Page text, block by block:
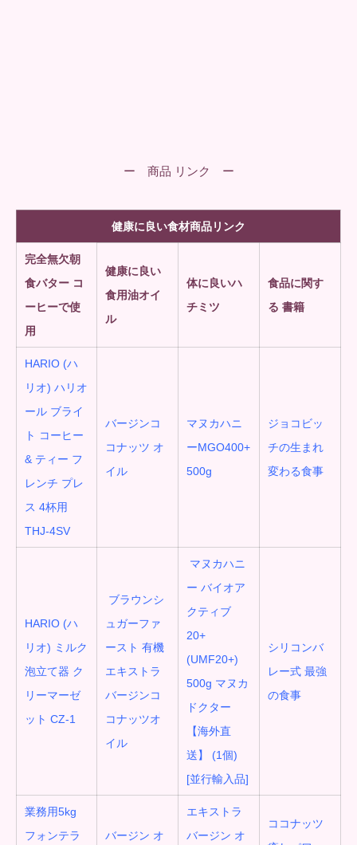
ー 商品 リンク ー
健康に良い食材商品リンク
完全無欠朝
食バター コ
ーヒーで使
用
健康に良い
食用油オイ
ル
体に良いハ
チミツ
食品に関す
る 書籍
HARIO (ハ
リオ) ハリオ
ール ブライ
ト コーヒー
& ティー フ
レンチ プレ
ス 4杯用
THJ-4SV
バージンコ
コナッツ オ
イル
マヌカハニ
ーMGO400+
500g
ジョコビッ
チの生まれ
変わる食事
HARIO (ハ
リオ) ミルク
泡立て器 ク
リーマーゼ
ット CZ-1
ブラウンシ
ュガーファ
ースト 有機
エキストラ
バージンコ
コナッツオ
イル
マヌカハニ
ー バイオア
クティブ
20+
(UMF20+)
500g マヌカ
ドクター
【海外直
送】 (1個)
[並行輸入品]
シリコンバ
レー式 最強
の食事
業務用5kg
フォンテラ
バージン オ
エキストラ
バージン オ
ココナッツ